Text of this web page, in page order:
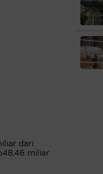
dari
miliar